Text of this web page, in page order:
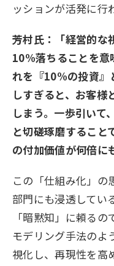
ッションが活発に行
芳村氏：「経営的な
10%落ちることを意
れを『10%の投資』
しすぎると、お客様
しまう。一歩引いて
と切磋琢磨すること
の付加価値が何倍に
この「仕組み化」の
部門にも浸透してい
「暗黙知」に頼る
モデリング手法のよ
視化し、再現性を高